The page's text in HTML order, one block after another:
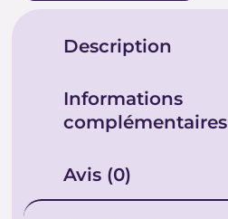
Description
Informations
complémentaires
Avis (0)